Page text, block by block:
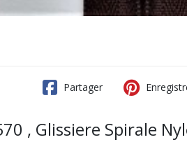
Partager
, Glissiere Spirale